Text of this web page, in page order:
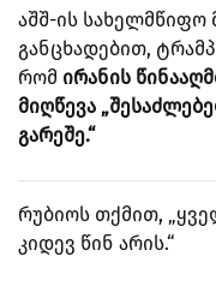
აშშ-ის სახელმწიფო
განცხადებით,
რომ ირანის
მიღწევა
გარეშე.“
რუბიოს თქმით,
კიდევ წინ არის.“